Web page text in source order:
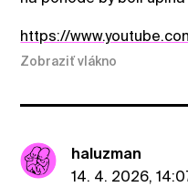
https://
Zobraziť vlákno
haluzman
14. 4. 2026,